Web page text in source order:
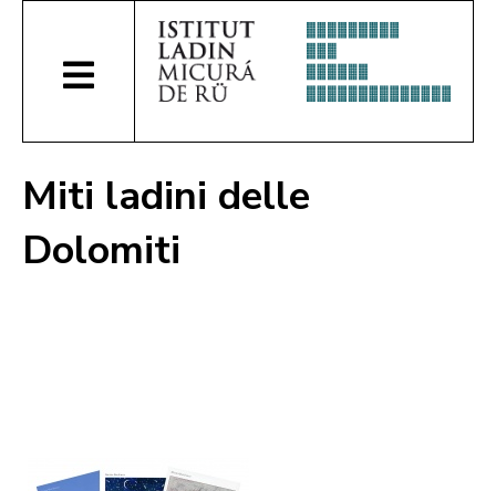
Miti ladini delle
Dolomiti